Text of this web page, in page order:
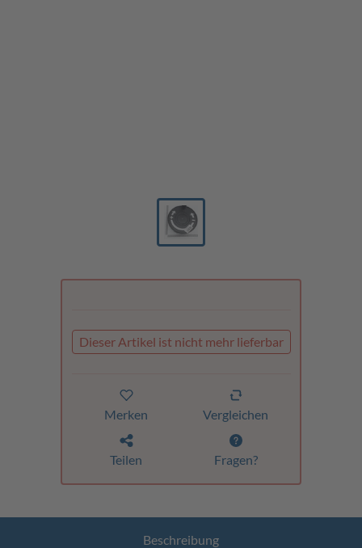
Dieser Artikel ist nicht mehr lieferbar
Merken Vergleichen
Teilen Fragen?
Beschreibung